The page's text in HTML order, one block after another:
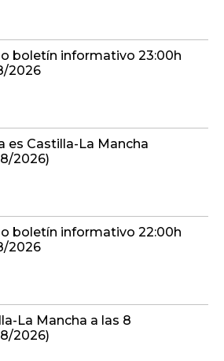
es Castilla-La Mancha
2026)
boletín informativo 22:00h
2026
La Mancha a las 8
2026)
boletín informativo 21:00h
2026